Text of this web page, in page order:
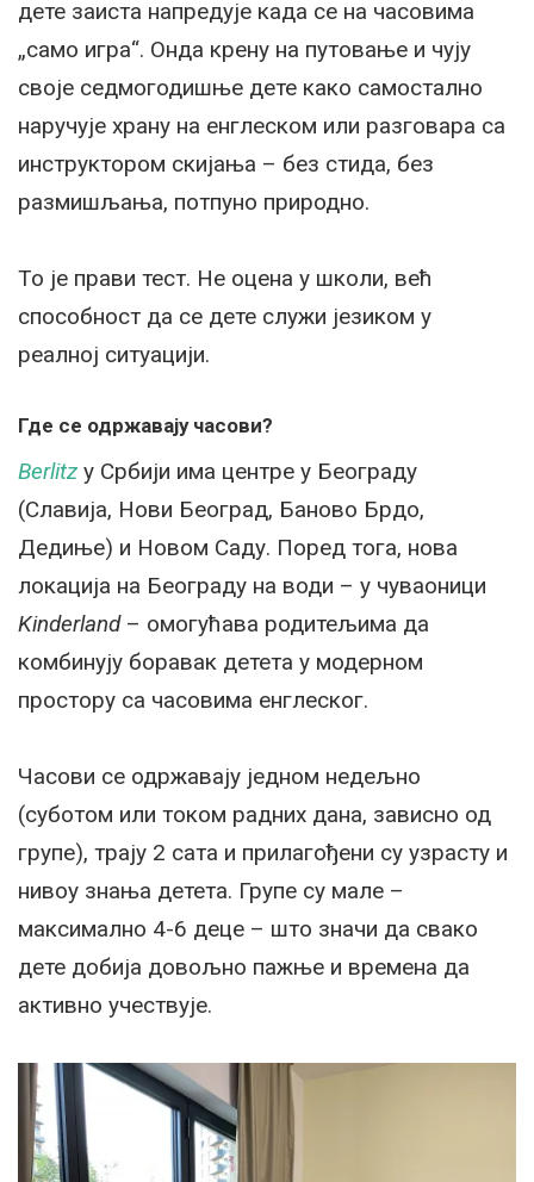
дете заиста напредује када се на часовима
„само игра“. Онда крену на путовање и чују
своје седмогодишње дете како самостално
наручује храну на енглеском или разговара са
инструктором скијања – без стида, без
размишљања, потпуно природно.
То је прави тест. Не оцена у школи, већ
способност да се дете служи језиком у
реалној ситуацији.
Где се одржавају часови?
Berlitz у Србији има центре у Београду
(Славија, Нови Београд, Баново Брдо,
Дедиње) и Новом Саду. Поред тога, нова
локација на Београду на води – у чуваоници
Kinderland– омогућава родитељима да
комбинују боравак детета у модерном
простору са часовима енглеског.
Часови се одржавају једном недељно
(суботом или током радних дана, зависно од
групе), трају 2 сата и прилагођени су узрасту и
нивоу знања детета. Групе су мале –
максимално 4-6 деце – што значи да свако
дете добија довољно пажње и времена да
активно учествује.